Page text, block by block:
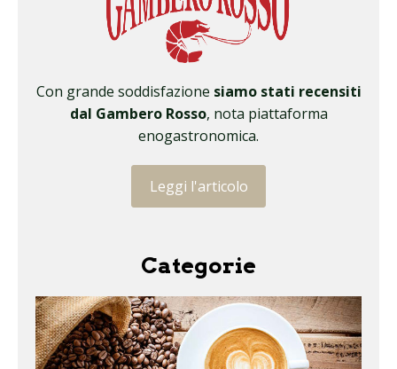
Con grande soddisfazione siamo stati recensiti
dal Gambero Rosso, nota piattaforma
enogastronomica.
Leggi l'articolo
Categorie